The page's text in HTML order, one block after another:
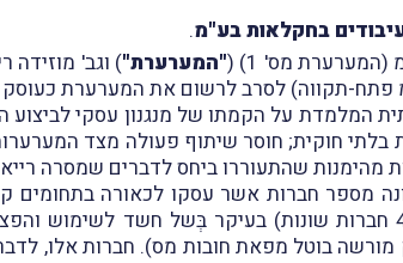
בחקלאות בע"מ.
מס' 1) (
"המערערת") וגב' מוזידה
פתח-תקווה) לסרב לרשום את המערערת
על הקמתו של מנגנון עסקי לביצוע
חוקית; חוסר שיתוף פעולה מצד המערערות
מהימנות שהתעוררו ביחס לדברים שמסרה
מספר חברות אשר עסקו לכאורה
מבקשת לעסוק בהן, ופעילותן של חברות אלו נסגרה שוב ושוב (4 פעמים, ב-4 חברות
בוטל מפאת חובות מס). חברות אלו,